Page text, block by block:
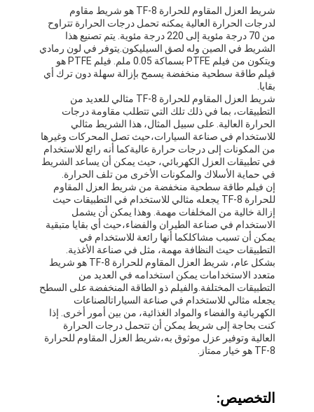
جولة في المعمل
مراقبة الجودة
اتصل بنا
شريط عازل لاصق
شريط عزل قماش زجاجي
شريط عازل مقاوم للحرارة
شريط لاصق من القماش الزجاجي
شريط لاصق فيلم بوليميد
شريط لاصق رقائق الألومنيوم
شريط من القماش الزجاجي المصنوع من رقائق الألومنيوم
ورق الكرافت ذو الوجه احباط
شريط العزل المقاوم للحرارة TF-8 هو شريط مقاوم
لدرجات الحرارة العالية يمكنه تحمل درجات الحرارة تتراوح
من 70 درجة مئوية إلى 220 درجة مئوية. يتم تصنيع هذا
الشريط في الصين وله لصق السيليكون.يتوفر في لون رمادي
ويتكون من فيلم PTFE بسماكة 0.05 ملم. فيلم PTFE هو
فيلم طاقة سطحية منخفضة يسمح بإزالة سهلة دون ترك أي
بقايا.
شريط العزل المقاوم للحرارة TF-8 مثالي للعديد من
التطبيقات، بما في ذلك تلك التي تتطلب مقاومة درجات
الحرارة العالية. على سبيل المثال، هذا الشريط مثالي
للاستخدام في صناعة السيارات،حيث تصل المحركات وغيرها
من المكونات إلى درجات حرارة عاليةكما أنه رائع للاستخدام
في تطبيقات العزل الكهربائي، حيث يمكن أن يساعد الشريط
في حماية الأسلاك والمكونات الأخرى من تلف الحرارة.
إن فيلم طاقة سطحية منخفضة من شريط العزل المقاوم
للحرارة TF-8 يجعله مثالي للاستخدام في التطبيقات حيث
إزالة خالية من المخلفات مهمة. وهذا يمكن أن يشمل
الاستخدام في صناعة الطيران والفضاء،حيث أي بقايا متبقية
يمكن أن تسبب مشاكلكما أنها رائعة للاستخدام في
التطبيقات حيث النظافة مهمة، مثل في صناعة الأغذية.
بشكل عام، شريط العزل المقاوم للحرارة TF-8 هو شريط
متعدد الاستخدامات يمكن استخدامه في العديد من
التطبيقات المختلفة.والفيلم ذو الطاقة المنخفضة على السطح
يجعله مثالي للاستخدام في صناعة السياراتالصناعات
الكهربائية والفضاء والمواد الغذائية، من بين أمور أخرى. إذا
كنت بحاجة إلى شريط يمكن أن تتحمل درجات الحرارة
العالية وتوفير عزل موثوق به،شريط العزل المقاوم للحرارة
TF-8 هو خيار ممتاز.
التخصيص: